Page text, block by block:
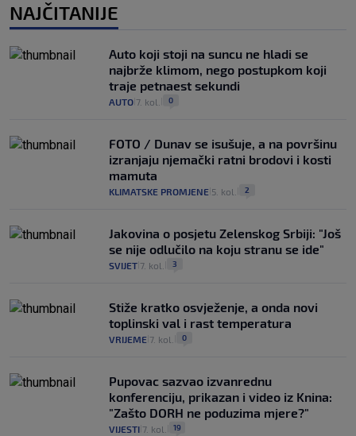
NAJČITANIJE
Auto koji stoji na suncu ne hladi se
najbrže klimom, nego postupkom koji
traje petnaest sekundi
AUTO 7. kol. 0
FOTO / Dunav se isušuje, a na površinu
izranjaju njemački ratni brodovi i kosti
mamuta
KLIMATSKE PROMJENE 5. kol. 2
Jakovina o posjetu Zelenskog Srbiji: "Još
se nije odlučilo na koju stranu se ide"
SVIJET 7. kol. 3
Stiže kratko osvježenje, a onda novi
toplinski val i rast temperatura
VRIJEME 7. kol. 0
Pupovac sazvao izvanrednu
konferenciju, prikazan i video iz Knina:
"Zašto DORH ne poduzima mjere?"
VIJESTI 7. kol. 19